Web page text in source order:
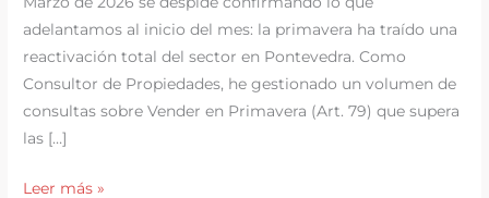
adelantamos al inicio del mes: la primavera ha traído una
reactivación total del sector en Pontevedra. Como
Consultor de Propiedades, he gestionado un volumen de
consultas sobre Vender en Primavera (Art. 79) que supera
las […]
Balance
Leer más »